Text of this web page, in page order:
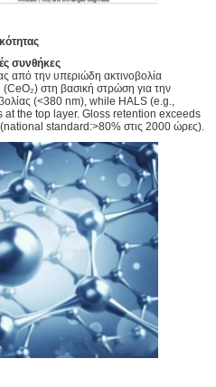
συνθήκες
από την υπεριώδη ακτινοβολία
(CeO₂) στη βασική στρώση για την
(<380 nm), while HALS (e.g.,
the top layer. Gloss retention exceeds
standard:>80% στις 2000 ώρες).